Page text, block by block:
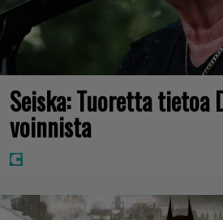
Seiska: Tuoretta tietoa
voinnista